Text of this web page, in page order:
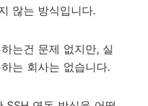
않는 방식입니다.
는건 문제 없지만, 실
는 회사는 없습니다.